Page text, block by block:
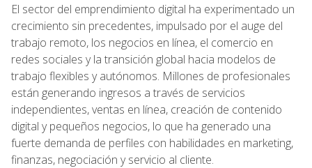
El sector del emprendimiento digital ha experimentado un
crecimiento sin precedentes, impulsado por el auge del
trabajo remoto, los negocios en línea, el comercio en
redes sociales y la transición global hacia modelos de
trabajo flexibles y autónomos. Millones de profesionales
están generando ingresos a través de servicios
independientes, ventas en línea, creación de contenido
digital y pequeños negocios, lo que ha generado una
fuerte demanda de perfiles con habilidades en marketing,
finanzas, negociación y servicio al cliente.